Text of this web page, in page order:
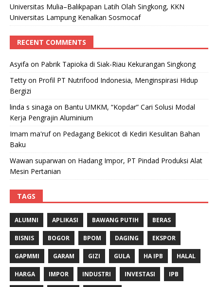
Universitas Mulia–Balikpapan Latih Olah Singkong, KKN
Universitas Lampung Kenalkan Sosmocaf
RECENT COMMENTS
Asyifa on Pabrik Tapioka di Siak-Riau Kekurangan Singkong
Tetty on Profil PT Nutrifood Indonesia, Menginspirasi Hidup
Bergizi
linda s sinaga on Bantu UMKM, “Kopdar” Cari Solusi Modal
Kerja Pengrajin Aluminium
Imam ma'rufon Pedagang Bekicot di Kediri Kesulitan Bahan
Baku
Wawan suparwan on Hadang Impor, PT Pindad Produksi Alat
Mesin Pertanian
TAGS
ALUMNI APLIKASI BAWANG PUTIH BERAS
BISNIS BOGOR BPOM DAGING EKSPOR
GAPMMI GARAM GIZI GULA HA IPB HALAL
HARGA IMPOR INDUSTRI INVESTASI IPB